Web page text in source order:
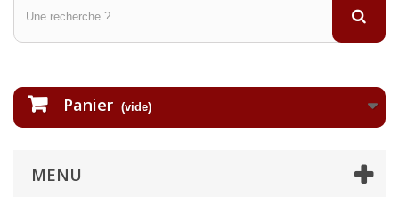
Panier (vide)
MENU